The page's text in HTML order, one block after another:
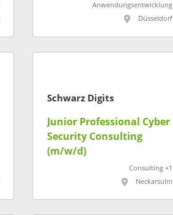
Anwendungsentwicklung
Düsseldorf
Schwarz Digits
Junior Professional Cyber
Security Consulting
(m/w/d)
Consulting +1
Neckarsulm